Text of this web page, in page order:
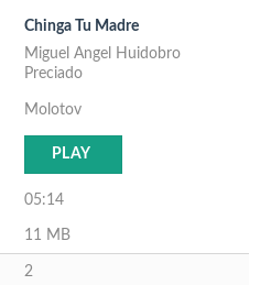
Chinga Tu Madre
Miguel Angel Huidobro
Preciado
Molotov
PLAY
05:14
11 MB
2